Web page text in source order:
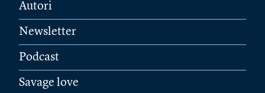
Autori
Newsletter
Podcast
Savage love